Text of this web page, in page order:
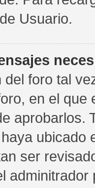
Usuario.
del foro tal
en el
aprobarlos.
ubicado
ser